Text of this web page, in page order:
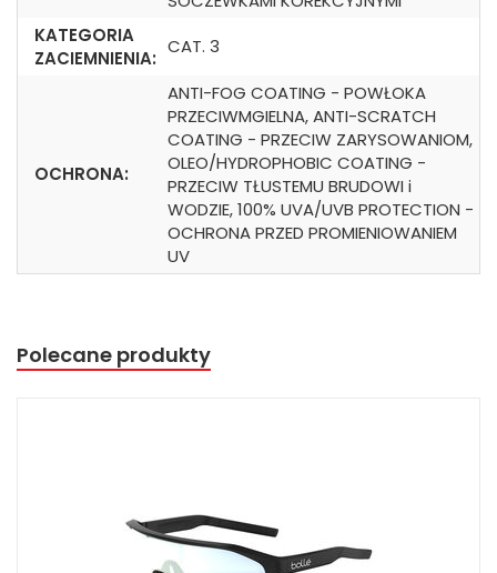
KATEGORIA
ZACIEMNIENIA:
CAT. 3
OCHRONA:
ANTI-FOG COATING - POWŁOKA
PRZECIWMGIELNA, ANTI-SCRATCH
COATING - PRZECIW ZARYSOWANIOM,
OLEO/HYDROPHOBIC COATING -
PRZECIW TŁUSTEMU BRUDOWI i
WODZIE, 100% UVA/UVB PROTECTION -
OCHRONA PRZED PROMIENIOWANIEM
UV
Polecane produkty